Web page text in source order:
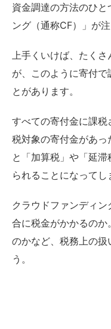
資金調達の方法のひ
ング（通称CF）」が
上手くいけば、たく
が、このように寄付で
とがあります。
すべての寄付金に課
税対象の寄付金があっ
と「加算税」や「延
られることになってし
クラウドファンディ
合に税金がかかるの
のかなど、税務上の扱
う。